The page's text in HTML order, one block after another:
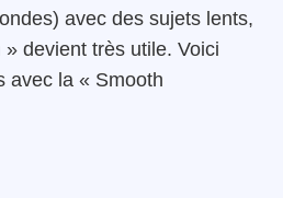
avec des sujets lents,
devient très utile. Voici
avec la « Smooth